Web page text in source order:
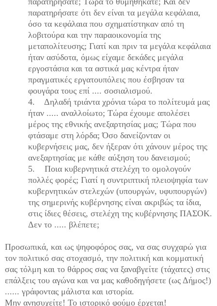
παρατηρήσατε ότι δεν είναι τα μεγάλα κεφάλαια,
όσο τα κεφάλαια που σχηματίστηκαν από τη
λοβιτούρα και την παραοικονομία της
μεταπολίτευσης; Γιατί και πριν τα μεγάλα κεφάλαια
ήταν ασύδοτα, όμως είχαμε δεκάδες μεγάλα
εργοστάσια και τα αστικά μας κέντρα ήταν
πραγματικές εργατουπόλεις που έσβησαν τα
φουγάρα τους επί .... σοσιαλισμού.
4.
Δηλαδή τριάντα χρόνια τώρα το πολίτευμά μας
ήταν ..... αναλλοίωτο; Τώρα έχουμε απολέσει
μέρος της εθνικής ανεξαρτησίας μας; Τώρα που
φτάσαμε στη λόρδα; Όσο δανείζονταν οι
κυβερνήσεις μας, δεν ήξεραν ότι χάνουν μέρος της
ανεξαρτησίας με κάθε αύξηση του δανεισμού;
5.
Ποια κυβερνητικά στελέχη το ομολογούν
πολλές φορές; Γιατί η συντριπτική πλειοψηφία των
κυβερνητικών στελεχών (υπουργών, υφυπουργών)
της σημερινής κυβέρνησης είναι ακριβώς τα ίδια,
στις ίδιες θέσεις, στελέχη της κυβέρνησης ΠΑΣΟΚ.
Δεν το ..... βλέπετε;
Προσωπικά, και ως ψηφοφόρος σας, να σας συγχαρώ για
τον πολιτικό σας στοχασμό, την πολιτική και κομματική
σας τόλμη και το θάρρος σας να ξαναβγείτε (τάχατες) στις
επάλξεις του αγώνα και να μας καθοδηγήσετε (ως Δήμος!)
...... γράφοντας μάλιστα και ιστορία.
Μην ανησυχείτε! Το ιστορικό φούμο έρχεται!